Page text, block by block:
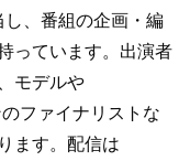
、番組の企画・編
っています。出演者
モデルや
ファイナリストな
ます。配信は